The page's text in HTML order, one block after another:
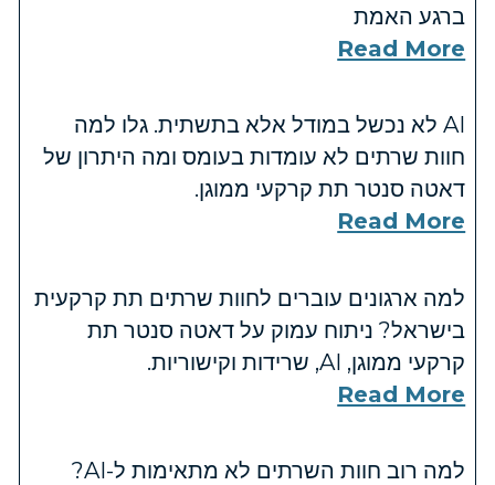
ברגע האמת
Read More
AI לא נכשל במודל אלא בתשתית. גלו למה
חוות שרתים לא עומדות בעומס ומה היתרון של
דאטה סנטר תת קרקעי ממוגן.
Read More
למה ארגונים עוברים לחוות שרתים תת קרקעית
בישראל? ניתוח עמוק על דאטה סנטר תת
קרקעי ממוגן, AI, שרידות וקישוריות.
Read More
למה רוב חוות השרתים לא מתאימות ל-AI?